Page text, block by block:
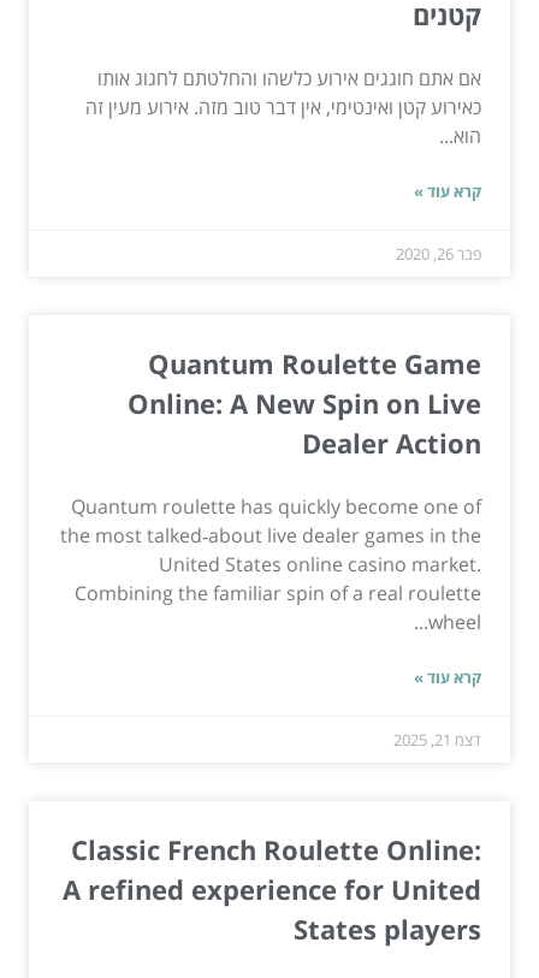
קטנים
אם אתם חוגגים אירוע כלשהו והחלטתם לחגוג אותו
כאירוע קטן ואינטימי, אין דבר טוב מזה. אירוע מעין זה
הוא...
קרא עוד »
פבר 26, 2020
Quantum Roulette Game
Online: A New Spin on Live
Dealer Action
Quantum roulette has quickly become one of
the most talked‑about live dealer games in the
United States online casino market.
Combining the familiar spin of a real roulette
wheel...
קרא עוד »
דצמ 21, 2025
Classic French Roulette Online:
A refined experience for United
States players